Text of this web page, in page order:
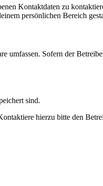
Kontaktdaten zu
persönlichen Bereich
Sofern der
sind.
hierzu bitte den